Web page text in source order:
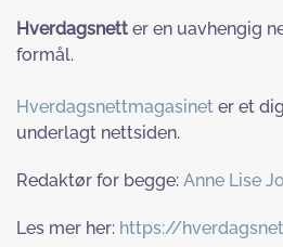
Hverdagsnett er en uavhengig
formål.
Hverdagsnettmagasinet er et
underlagt nettsiden.
Redaktør for begge: Anne Lise
Les mer her: https://